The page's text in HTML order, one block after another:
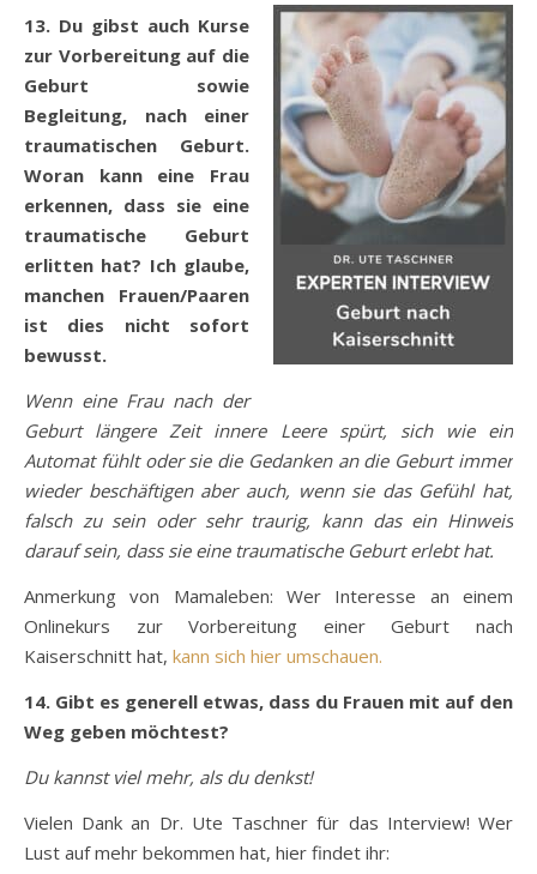
13. Du gibst auch Kurse
zur Vorbereitung auf die
Geburt sowie
Begleitung, nach einer
traumatischen Geburt.
Woran kann eine Frau
erkennen, dass sie eine
traumatische Geburt
erlitten hat? Ich glaube,
manchen Frauen/Paaren
ist dies nicht sofort
bewusst.
Wenn eine Frau nach der
Geburt längere Zeit innere Leere spürt, sich wie ein
Automat fühlt oder sie die Gedanken an die Geburt immer
wieder beschäftigen aber auch, wenn sie das Gefühl hat,
falsch zu sein oder sehr traurig, kann das ein Hinweis
darauf sein, dass sie eine traumatische Geburt erlebt hat.
Anmerkung von Mamaleben: Wer Interesse an einem
Onlinekurs zur Vorbereitung einer Geburt nach
Kaiserschnitt hat, kann sich hier umschauen.
14. Gibt es generell etwas, dass du Frauen mit auf den
Weg geben möchtest?
Du kannst viel mehr, als du denkst!
Vielen Dank an Dr. Ute Taschner für das Interview! Wer
Lust auf mehr bekommen hat, hier findet ihr: